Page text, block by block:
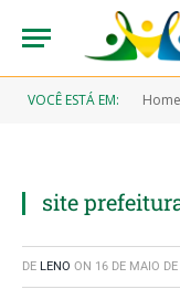
VOCÊ ESTÁ EM: Home
site
DE LENO ON 16 DE MAIO